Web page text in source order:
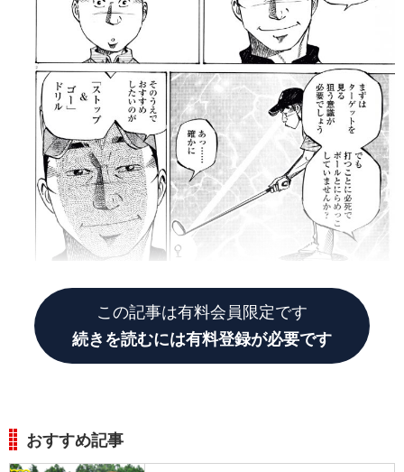
この記事は有料会員限定です
続きを読むには有料登録が必要です
おすすめ記事